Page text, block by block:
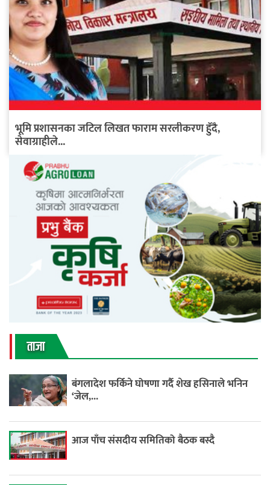
भूमि प्रशासनका जटिल लिखत फाराम सरलीकरण हुँदै,
सेवाग्राहीले...
ताजा
बंगलादेश फर्किने घोषणा गर्दै शेख हसिनाले भनिन
‘जेल,...
आज पाँच संसदीय समितिको बैठक बस्दै